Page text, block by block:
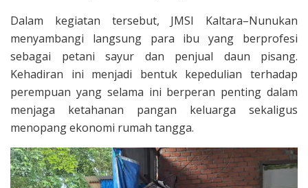
Dalam kegiatan tersebut, JMSI Kaltara–Nunukan
menyambangi langsung para ibu yang berprofesi
sebagai petani sayur dan penjual daun pisang.
Kehadiran ini menjadi bentuk kepedulian terhadap
perempuan yang selama ini berperan penting dalam
menjaga ketahanan pangan keluarga sekaligus
menopang ekonomi rumah tangga.